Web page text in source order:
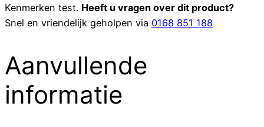
Kenmerken test. Heeft u vragen over dit product?
Snel en vriendelijk geholpen via 0168 851 188
Aanvullende
informatie